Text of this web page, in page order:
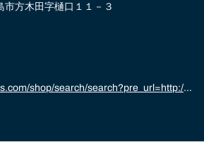
方木田字樋口１１－３
shop/search/search?pre_url=http://